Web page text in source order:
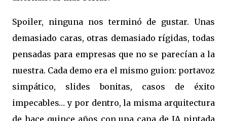
Spoiler, ninguna nos terminó de gustar. Unas
demasiado caras, otras demasiado rígidas, todas
pensadas para empresas que no se parecían a la
nuestra. Cada demo era el mismo guion: portavoz
simpático, slides bonitas, casos de éxito
impecables… y por dentro, la misma arquitectura
de hace quince años con una capa de IA pintada